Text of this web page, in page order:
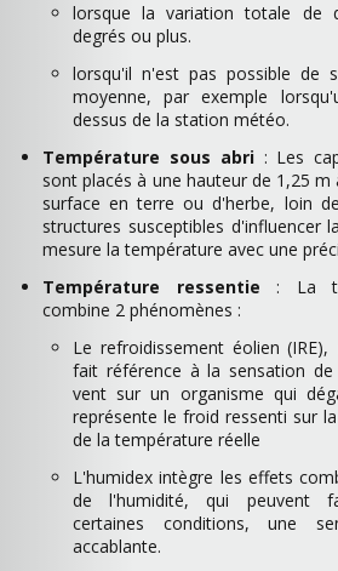
lorsque la variation totale de
degrés ou plus.
lorsqu'il n'est pas possible de
moyenne, par exemple
dessus de la station météo.
Température sous abri: Les
sont placés à une hauteur de 1,25 m
surface en terre ou d'herbe, loin
structures susceptibles d'influencer
mesure la température avec une
Température ressentie : La
combine 2 phénomènes :
Le refroidissement éolien (IRE),
fait référence à la sensation
vent sur un organisme qui
représente le froid ressenti sur
de la température réelle
L'humidex intègre les effets
de l'humidité, qui peuvent
certaines conditions, une
accablante.